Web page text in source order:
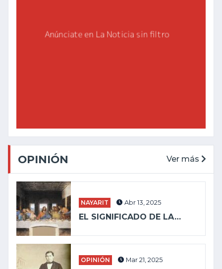
OPINIÓN Ver más
NAYARIT Abr 13, 2025
EL SIGNIFICADO DE LA…
OPINIÓN Mar 21, 2025